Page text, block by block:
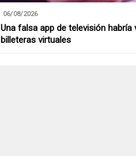
06/08/2026
Una falsa app de televisión habría
billeteras virtuales